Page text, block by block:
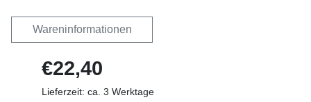
Wareninformationen
€22,40
Lieferzeit: ca. 3 Werktage